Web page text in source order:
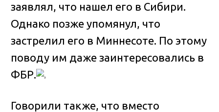
заявлял, что нашел его в Сибири.
Однако позже упомянул, что
застрелил его в Миннесоте. По этому
поводу им даже заинтересовались в
ФБР.
Говорили также, что вместо